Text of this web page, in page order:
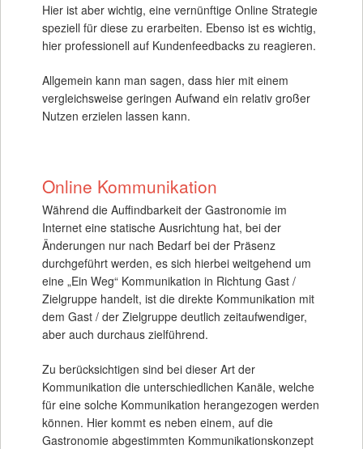
Hier ist aber wichtig, eine vernünftige Online Strategie
speziell für diese zu erarbeiten. Ebenso ist es wichtig,
hier professionell auf Kundenfeedbacks zu reagieren.
Allgemein kann man sagen, dass hier mit einem
vergleichsweise geringen Aufwand ein relativ großer
Nutzen erzielen lassen kann.
Online Kommunikation
Während die Auffindbarkeit der Gastronomie im
Internet eine statische Ausrichtung hat, bei der
Änderungen nur nach Bedarf bei der Präsenz
durchgeführt werden, es sich hierbei weitgehend um
eine „Ein Weg“ Kommunikation in Richtung Gast /
Zielgruppe handelt, ist die direkte Kommunikation mit
dem Gast / der Zielgruppe deutlich zeitaufwendiger,
aber auch durchaus zielführend.
Zu berücksichtigen sind bei dieser Art der
Kommunikation die unterschiedlichen Kanäle, welche
für eine solche Kommunikation herangezogen werden
können. Hier kommt es neben einem, auf die
Gastronomie abgestimmten Kommunikationskonzept